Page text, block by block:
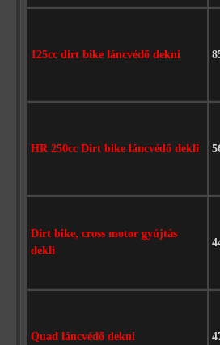
125cc dirt bike láncvédő dekni
HR 250cc Dirt bike láncvédő dekli
Dirt bike, cross motor gyújtás
dekli
Quad láncvédő dekni